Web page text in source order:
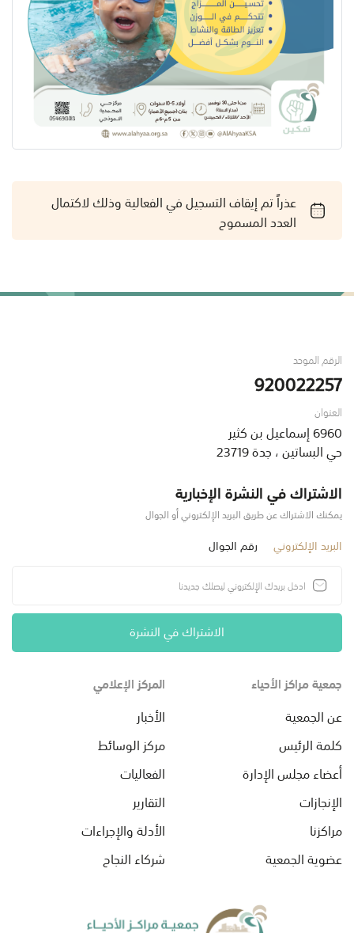
عذراً تم إيقاف التسجيل في الفعالية وذلك لاكتمال
العدد المسموح
الرقم الموحد
920022257
العنوان
6960 إسماعيل بن كثير
حي البساتين ، جدة 23719
الاشتراك في النشرة الإخبارية
يمكنك الاشتراك عن طريق البريد الإلكتروني أو الجوال
البريد الإلكتروني رقم الجوال
الاشتراك في النشرة
جمعية مراكز الأحياء
عن الجمعية
كلمة الرئيس
أعضاء مجلس الإدارة
الإنجازات
مراكزنا
عضوية الجمعية
المركز الإعلامي
الأخبار
مركز الوسائط
الفعاليات
التقارير
الأدلة والإجراءات
شركاء النجاح